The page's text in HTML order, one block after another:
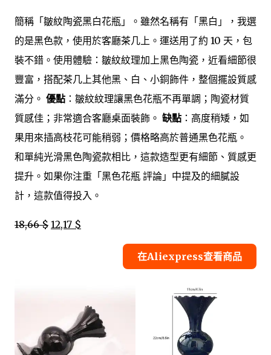
簡稱「皺紋陶瓷黑白花瓶」。雖然名稱有「黑白」，我選
的是黑色款，使用於客廳茶几上。運送用了約 10 天，包
裝不錯。使用體驗：皺紋紋理加上黑色陶瓷，近看細節很
豐富，搭配茶几上其他黑、白、小銅飾件，整個擺設質感
滿分。 優點 ：皺紋紋理讓黑色花瓶不再單調；陶瓷材質
質感佳；非常適合客廳桌面裝飾。 缺點 ：高度稍矮，如
果用來插高枝花可能稍弱；價格略高於普通黑色花瓶。
和單純光滑黑色陶瓷款相比，這款造型更有細節、質感更
提升。如果你注重「黑色花瓶 評論」中提及的細膩設
計，這款值得投入。
18,66 $ 12,17 $
在Aliexpress查看商品